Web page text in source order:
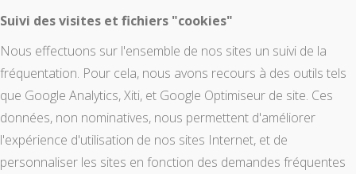
Suivi des visites et fichiers "cookies"
Nous effectuons sur l'ensemble de nos sites un suivi de la
fréquentation. Pour cela, nous avons recours à des outils tels
que Google Analytics, Xiti, et Google Optimiseur de site. Ces
données, non nominatives, nous permettent d'améliorer
l'expérience d'utilisation de nos sites Internet, et de
personnaliser les sites en fonction des demandes fréquentes